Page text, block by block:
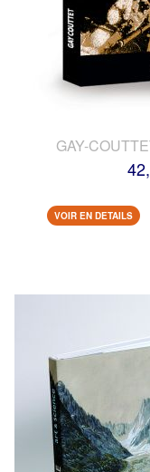
GAY-
VOIR EN DETAILS